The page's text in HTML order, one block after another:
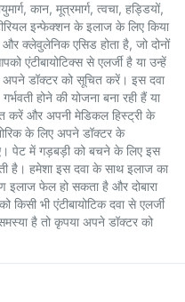
कान, मूत्रमार्ग, त्वचा, हड्डियों,
इन्फेक्शन के इलाज के लिए किया
क्लेवुलेनिक एसिड होता है, जो दोनों
एंटीबायोटिक्स से एलर्जी है या उन्हें
अपने डॉक्टर को सूचित करें। इस दवा
होने की योजना बना रही हैं या
करें और अपनी मेडिकल हिस्ट्री के
के लिए अपने डॉक्टर के
पेट में गड़बड़ी को बचने के लिए इस
है। हमेशा इस दवा के साथ इलाज का
इलाज फेल हो सकता है और दोबारा
भी एंटीबायोटिक दवा से एलर्जी
है तो कृपया अपने डॉक्टर को